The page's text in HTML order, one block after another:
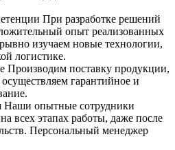
При разработке решений
опыт реализованных
изучаем новые технологии,
логистике.
Производим поставку продукции,
гарантийное и
Наши опытные сотрудники
всех этапах работы, даже после
Персональный менеджер